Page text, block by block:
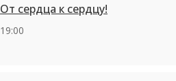
От сердца к сердцу!
19:00